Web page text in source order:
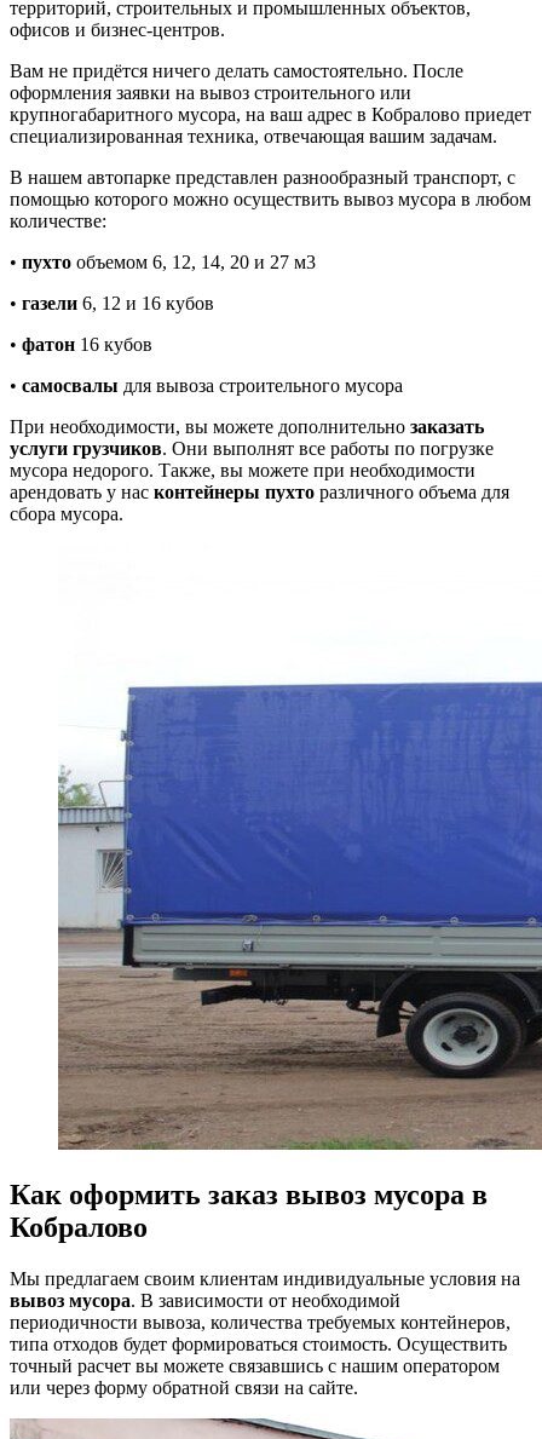
территорий, строительных и промышленных объектов,
офисов и бизнес-центров.
Вам не придётся ничего делать самостоятельно. После
оформления заявки на вывоз строительного или
крупногабаритного мусора, на ваш адрес в Кобралово приедет
специализированная техника, отвечающая вашим задачам.
В нашем автопарке представлен разнообразный транспорт, с
помощью которого можно осуществить вывоз мусора в любом
количестве:
• пухто объемом 6, 12, 14, 20 и 27 м3
• газели 6, 12 и 16 кубов
• фатон 16 кубов
• самосвалы для вывоза строительного мусора
При необходимости, вы можете дополнительно заказать
услуги грузчиков. Они выполнят все работы по погрузке
мусора недорого. Также, вы можете при необходимости
арендовать у нас контейнеры пухто различного объема для
сбора мусора.
Как оформить заказ вывоз мусора в
Кобралово
Мы предлагаем своим клиентам индивидуальные условия на
вывоз мусора. В зависимости от необходимой
периодичности вывоза, количества требуемых контейнеров,
типа отходов будет формироваться стоимость. Осуществить
точный расчет вы можете связавшись с нашим оператором
или через форму обратной связи на сайте.